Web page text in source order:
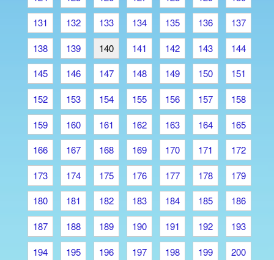
131
132 133 134 135 136
137
138
139 140 141 142 143
144
145
146 147 148 149 150
151
152
153 154 155 156 157
158
159
160 161 162 163 164
165
166
167 168 169 170 171
172
173
174 175 176 177 178
179
180
181 182 183 184 185
186
187
188 189 190 191 192
193
194
195 196 197 198 199
200